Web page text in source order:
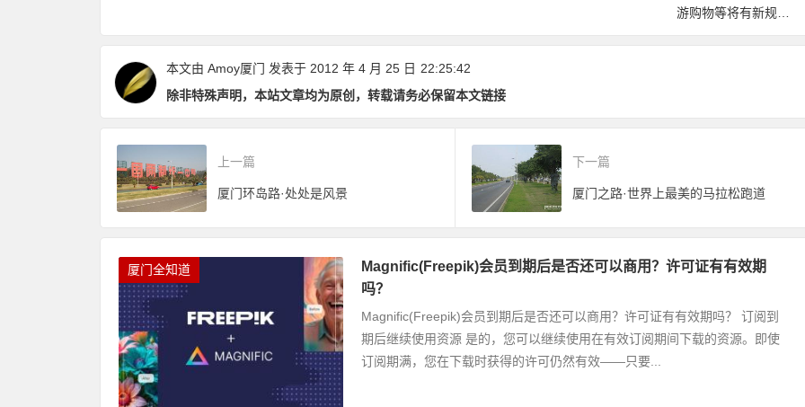
放测试！
范！《厦门经济特区
17个分馆）图书
本文由 Amoy厦门 发表于 2012 年 4 月 25 日 22:25:42
除非特殊声明，本站文章均为原创，转载请务必保留本文链接
上一篇
厦门环岛路·处处是风景
下一篇
厦门之路·世界上最美的马拉松跑道
厦门全知道
Magnific(Freepik)会员到期后是否还可以商用？许可证有有效期
吗？
Magnific(Freepik)会员到期后是否还可以商用？许可证有有效期吗？ 订阅到
期后继续使用资源 是的，您可以继续使用在有效订阅期间下载的资源。即使
订阅期满，您在下载时获得的许可仍然有效——只要...